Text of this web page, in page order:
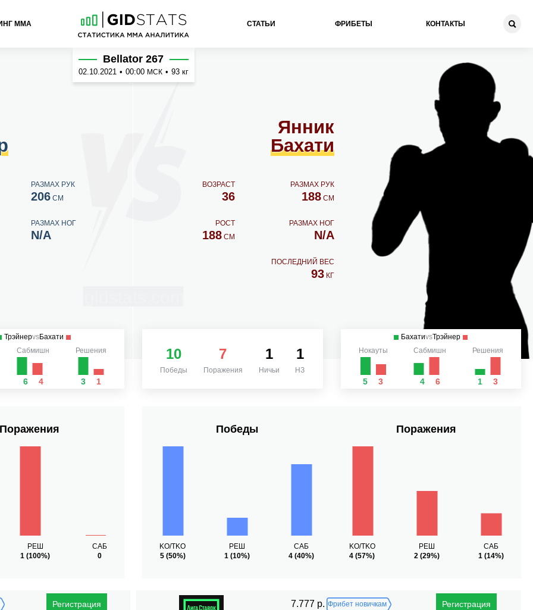
ММА СТАТЬИ ФРИБЕТЫ КОНТАКТЫ
РАЗМАХ РУК
206СМ
РАЗМАХ НОГ
N/A
Bellator 267
02.10.2021 • 00:00 МСК • 93 кг
Янник
Бахати
ВОЗРАСТ
36
РАЗМАХ РУК
188СМ
РОСТ
188 СМ
РАЗМАХ НОГ
N/A
ПОСЛЕДНИЙ ВЕС
93КГ
ТрэйнерvsБахати
Сабмишн
6 4
Решения
3 1
10
Победы
7
Поражения
1
Ничьи
1
НЗ
БахатиvsТрэйнер
Нокауты
5 3
Сабмишн
4 6
Решения
1 3
Поражения
РЕШ
1 (100%)
САБ
0
Победы
KO/TKO
5(50%)
РЕШ
1 (10%)
САБ
4 (40%)
Поражения
KO/TKO
4 (57%)
РЕШ
2(29%)
САБ
1(14%)
Регистрация 7.777 р. Фрибет новичкам Регистрация